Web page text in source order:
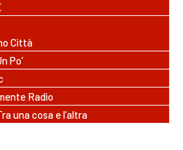
Città
Po’
Radio
una cosa e l’altra